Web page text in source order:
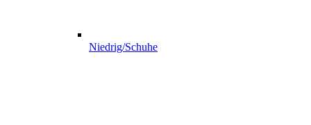
Niedrig/Schuhe